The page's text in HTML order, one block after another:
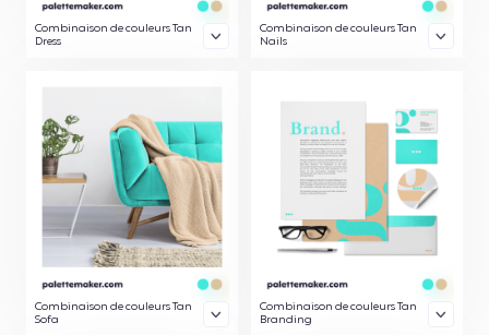
Combinaison de couleurs Tan
Dress
Combinaison de couleurs Tan
Nails
Combinaison de couleurs Tan
Sofa
Combinaison de couleurs Tan
Branding